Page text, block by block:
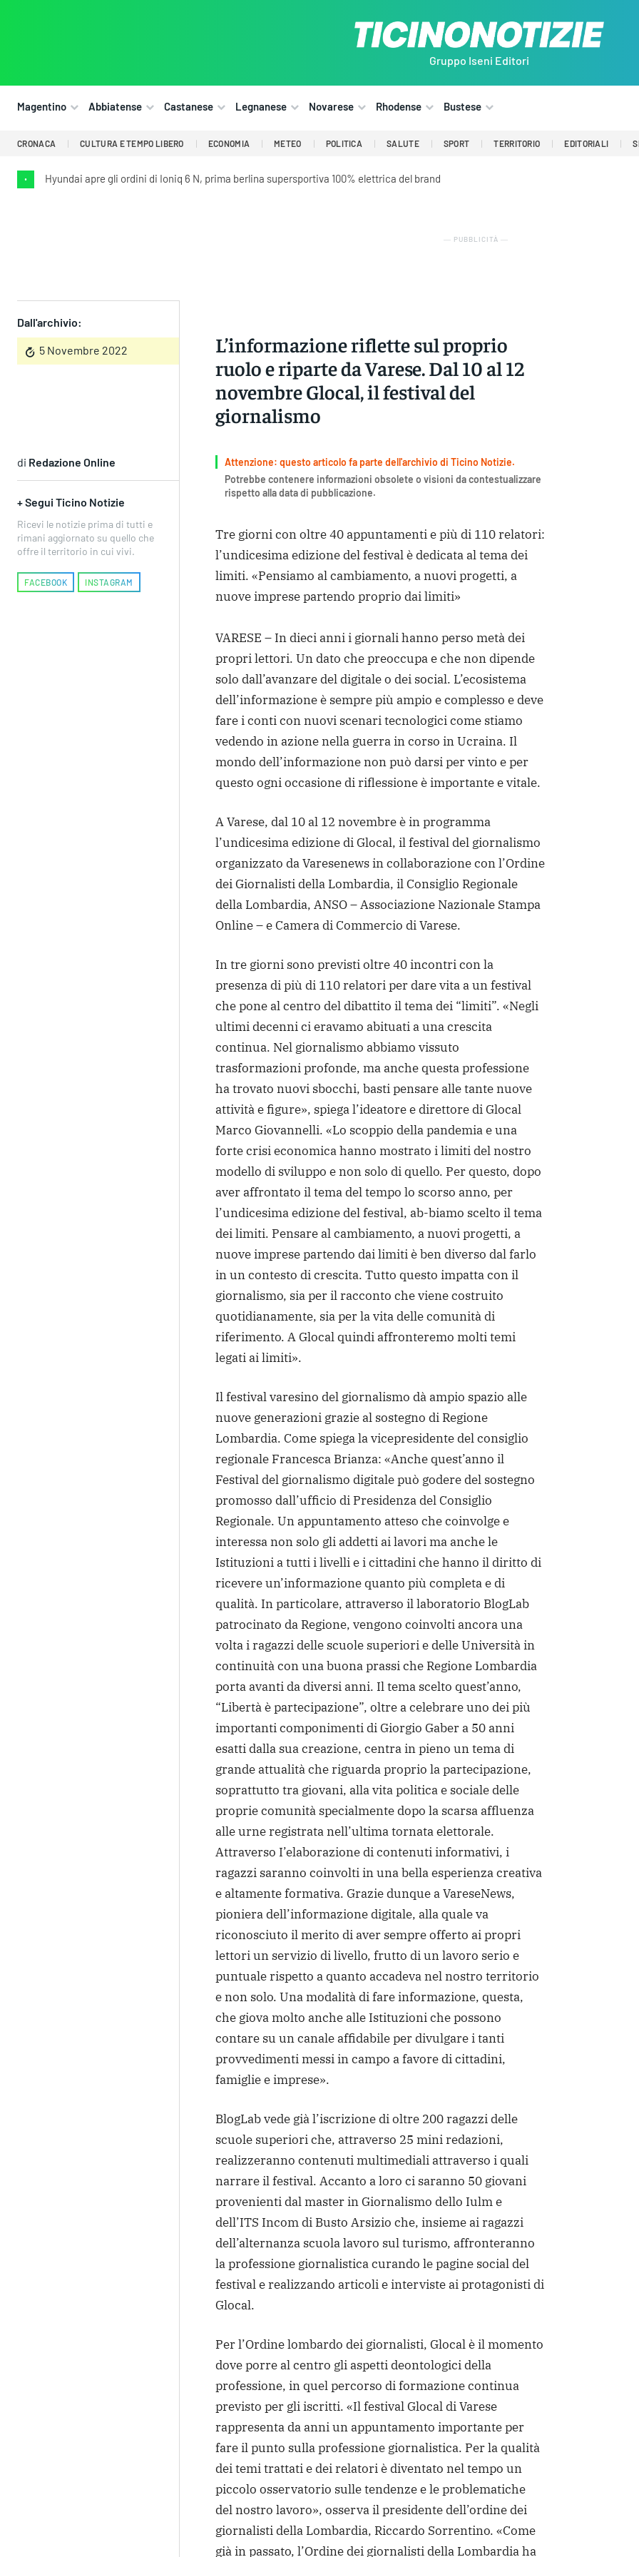
Gruppo Iseni Editori
Magentino Abbiatense Castanese Legnanese Novarese Rhodense Bustese
CRONACA CULTURA E TEMPO LIBERO ECONOMIA METEO POLITICA SALUTE SPORT TERRITORIO EDITORIALI
• Hyundai apre gli ordini di Ioniq 6 N, prima berlina supersportiva 100% elettrica del brand
― PUBBLICITÀ ―
Dall'archivio:
5 Novembre 2022
L’informazione riflette sul proprio
ruolo e riparte da Varese. Dal 10 al 12
novembre Glocal, il festival del
giornalismo
di Redazione Online
+ Segui Ticino Notizie
Ricevi le notizie prima di tutti e
rimani aggiornato su quello che
offre il territorio in cui vivi.
FACEBOOK INSTAGRAM
Attenzione: questo articolo fa parte dell'archivio di Ticino Notizie.
Potrebbe contenere informazioni obsolete o visioni da contestualizzare
rispetto alla data di pubblicazione.
Tre giorni con oltre 40 appuntamenti e più di 110 relatori:
l’undicesima edizione del festival è dedicata al tema dei
limiti. «Pensiamo al cambiamento, a nuovi progetti, a
nuove imprese partendo proprio dai limiti»
VARESE – In dieci anni i giornali hanno perso metà dei
propri lettori. Un dato che preoccupa e che non dipende
solo dall’avanzare del digitale o dei social. L’ecosistema
dell’informazione è sempre più ampio e complesso e deve
fare i conti con nuovi scenari tecnologici come stiamo
vedendo in azione nella guerra in corso in Ucraina. Il
mondo dell’informazione non può darsi per vinto e per
questo ogni occasione di riflessione è importante e vitale.
A Varese, dal 10 al 12 novembre è in programma
l’undicesima edizione di Glocal, il festival del giornalismo
organizzato da Varesenews in collaborazione con l’Ordine
dei Giornalisti della Lombardia, il Consiglio Regionale
della Lombardia, ANSO – Associazione Nazionale Stampa
Online – e Camera di Commercio di Varese.
In tre giorni sono previsti oltre 40 incontri con la
presenza di più di 110 relatori per dare vita a un festival
che pone al centro del dibattito il tema dei “limiti”. «Negli
ultimi decenni ci eravamo abituati a una crescita
continua. Nel giornalismo abbiamo vissuto
trasformazioni profonde, ma anche questa professione
ha trovato nuovi sbocchi, basti pensare alle tante nuove
attività e figure», spiega l’ideatore e direttore di Glocal
Marco Giovannelli. «Lo scoppio della pandemia e una
forte crisi economica hanno mostrato i limiti del nostro
modello di sviluppo e non solo di quello. Per questo, dopo
aver affrontato il tema del tempo lo scorso anno, per
l’undicesima edizione del festival, ab-biamo scelto il tema
dei limiti. Pensare al cambiamento, a nuovi progetti, a
nuove imprese partendo dai limiti è ben diverso dal farlo
in un contesto di crescita. Tutto questo impatta con il
giornalismo, sia per il racconto che viene costruito
quotidianamente, sia per la vita delle comunità di
riferimento. A Glocal quindi affronteremo molti temi
legati ai limiti».
Il festival varesino del giornalismo dà ampio spazio alle
nuove generazioni grazie al sostegno di Regione
Lombardia. Come spiega la vicepresidente del consiglio
regionale Francesca Brianza: «Anche quest’anno il
Festival del giornalismo digitale può godere del sostegno
promosso dall’ufficio di Presidenza del Consiglio
Regionale. Un appuntamento atteso che coinvolge e
interessa non solo gli addetti ai lavori ma anche le
Istituzioni a tutti i livelli e i cittadini che hanno il diritto di
ricevere un’informazione quanto più completa e di
qualità. In particolare, attraverso il laboratorio BlogLab
patrocinato da Regione, vengono coinvolti ancora una
volta i ragazzi delle scuole superiori e delle Università in
continuità con una buona prassi che Regione Lombardia
porta avanti da diversi anni. Il tema scelto quest’anno,
“Libertà è partecipazione”, oltre a celebrare uno dei più
importanti componimenti di Giorgio Gaber a 50 anni
esatti dalla sua creazione, centra in pieno un tema di
grande attualità che riguarda proprio la partecipazione,
soprattutto tra giovani, alla vita politica e sociale delle
proprie comunità specialmente dopo la scarsa affluenza
alle urne registrata nell’ultima tornata elettorale.
Attraverso I’elaborazione di contenuti informativi, i
ragazzi saranno coinvolti in una bella esperienza creativa
e altamente formativa. Grazie dunque a VareseNews,
pioniera dell’informazione digitale, alla quale va
riconosciuto il merito di aver sempre offerto ai propri
lettori un servizio di livello, frutto di un lavoro serio e
puntuale rispetto a quanto accadeva nel nostro territorio
e non solo. Una modalità di fare informazione, questa,
che giova molto anche alle Istituzioni che possono
contare su un canale affidabile per divulgare i tanti
provvedimenti messi in campo a favore di cittadini,
famiglie e imprese».
BlogLab vede già l’iscrizione di oltre 200 ragazzi delle
scuole superiori che, attraverso 25 mini redazioni,
realizzeranno contenuti multimediali attraverso i quali
narrare il festival. Accanto a loro ci saranno 50 giovani
provenienti dal master in Giornalismo dello Iulm e
dell’ITS Incom di Busto Arsizio che, insieme ai ragazzi
dell’alternanza scuola lavoro sul turismo, affronteranno
la professione giornalistica curando le pagine social del
festival e realizzando articoli e interviste ai protagonisti di
Glocal.
Per l’Ordine lombardo dei giornalisti, Glocal è il momento
dove porre al centro gli aspetti deontologici della
professione, in quel percorso di formazione continua
previsto per gli iscritti. «Il festival Glocal di Varese
rappresenta da anni un appuntamento importante per
fare il punto sulla professione giornalistica. Per la qualità
dei temi trattati e dei relatori è diventato nel tempo un
piccolo osservatorio sulle tendenze e le problematiche
del nostro lavoro», osserva il presidente dell’ordine dei
giornalisti della Lombardia, Riccardo Sorrentino. «Come
già in passato, l’Ordine dei giornalisti della Lombardia ha